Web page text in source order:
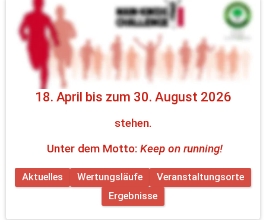
Hallo liebe Lauffreunde!
Die Veranstungstermine für die
19. Main-Kinzig-Challenge vom
18. April bis zum 30. August 2026
stehen.
Unter dem Motto: Keep on running!
Aktuelles Wertungsläufe
Veranstaltungsorte
Ergebnisse